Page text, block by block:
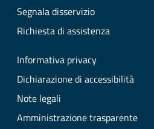
Segnala disservizio
Richiesta di assistenza
Informativa privacy
Dichiarazione di accessibilità
Note legali
Amministrazione trasparente